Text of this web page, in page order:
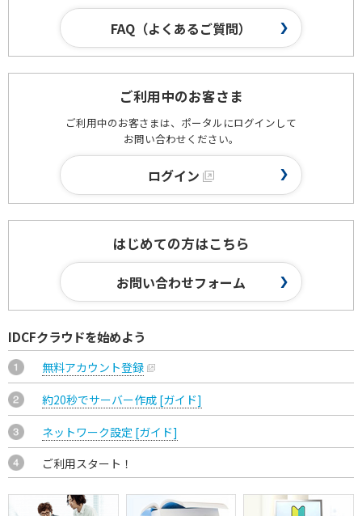
FAQ（よくあるご質問）
ご利用中のお客さま
ご利用中のお客さまは、ポータルにログインして
お問い合わせください。
ログイン
はじめての方はこちら
お問い合わせフォーム
IDCFクラウドを始めよう
無料アカウント登録
約20秒でサーバー作成 [ガイド]
ネットワーク設定 [ガイド]
ご利用スタート！